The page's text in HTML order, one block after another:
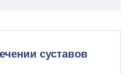
суставов